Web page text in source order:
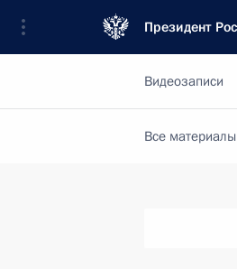
Президент
Видеозаписи
Все материалы